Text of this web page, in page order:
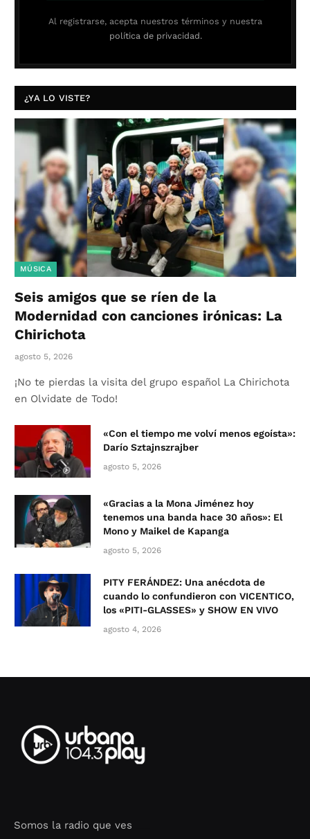
Al registrarse, acepta nuestros términos y nuestra
política de privacidad.
¿YA LO VISTE?
MÚSICA
Seis amigos que se ríen de la
Modernidad con canciones irónicas: La
Chirichota
agosto 5, 2026
¡No te pierdas la visita del grupo español La Chirichota
en Olvidate de Todo!
«Con el tiempo me volví menos egoísta»:
Darío Sztajnszrajber
agosto 5, 2026
«Gracias a la Mona Jiménez hoy
tenemos una banda hace 30 años»: El
Mono y Maikel de Kapanga
agosto 5, 2026
PITY FERÁNDEZ: Una anécdota de
cuando lo confundieron con VICENTICO,
los «PITI-GLASSES» y SHOW EN VIVO
agosto 4, 2026
Somos la radio que ves